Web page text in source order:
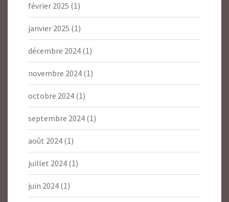
février 2025 (1)
janvier 2025 (1)
décembre 2024 (1)
novembre 2024 (1)
octobre 2024 (1)
septembre 2024 (1)
août 2024 (1)
juillet 2024 (1)
juin 2024 (1)